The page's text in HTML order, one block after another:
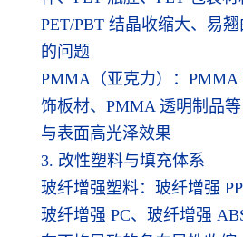
PET/PBT 结晶收缩大、易
的问题
PMMA（亚克力）：PMMA
饰板材、PMMA 透明制品
与表面高光泽效果
3. 改性塑料与填充体系
玻纤增强塑料：玻纤增强 PP
玻纤增强 PC、玻纤增强